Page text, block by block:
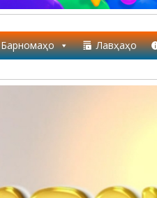
Барномаҳо Лавҳаҳо